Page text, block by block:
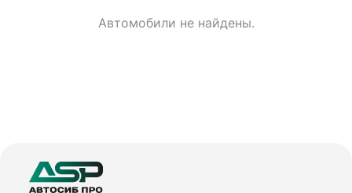
Автомобили не найдены.